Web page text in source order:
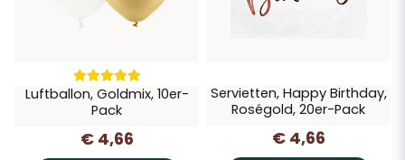
Luftballon, Goldmix, 10er-
Pack
€ 4,66
Servietten, Happy Birthday,
Roségold, 20er-Pack
€ 4,66